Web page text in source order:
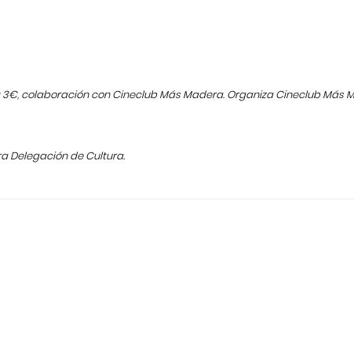
3€, colaboración con Cineclub Más Madera. Organiza Cineclub Más
Delegación de Cultura.